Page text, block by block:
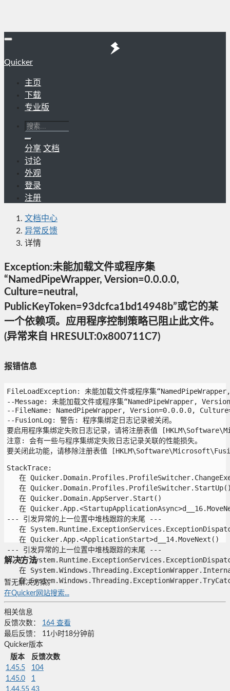
Quicker
主页
下载
专业版
分享 文档
讨论
外观
登录
注册
文档中心
异常反馈
详情
Exception:未能加载文件或程序集
“NamedPipeWrapper, Version=0.0.0.0,
Culture=neutral,
PublicKeyToken=93dcfca1bd14948b”或它的某
一个依赖项。应用程序控制策略已阻止此文件。
(异常来自 HRESULT:0x800711C7)
报错信息
FileLoadException: 未能加载文件或程序集
--Message: 未能加载文件或程序集“NamedPipeWrapper,
--FileName: NamedPipeWrapper, Version=0.0.0.0,
--FusionLog: 警告: 程序集绑定日志记录被关闭。
要启用程序集绑定失败日志记录，请将注册表值
注意: 会有一些与程序集绑定失败日志记录关联的性能损失。
要关闭此功能，请移除注册表值
StackTrace:
在
在
   在 Quicker.Domain.AppServer.Start()
在
--- 引发异常的上一位置中堆栈跟踪的末尾 ---
在
   在 Quicker.App.<ApplicationStart>d__14.MoveNext()
--- 引发异常的上一位置中堆栈跟踪的末尾 ---
在
在
在
解决方法
暂无解决方案。
在Quicker网站搜索...
相关信息
反馈次数：
164 查看
最后反馈：
11小时18分钟前
Quicker版本
版本
反馈次数
1.45.5
104
1.45.0
1
1.44.55 43